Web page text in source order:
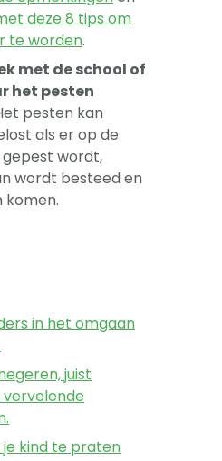
deze 8 tips om
te worden.
met de school of
het pesten
pesten kan
als er op de
wordt,
wordt besteed en
komen.
in het omgaan
juist
kind te praten